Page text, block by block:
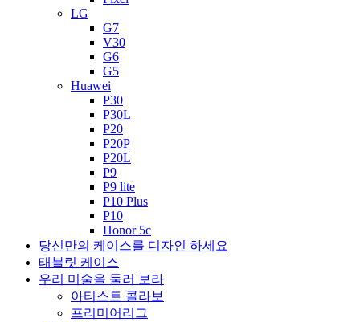
LG
G7
V30
G6
G5
Huawei
P30
P30L
P20
P20P
P20L
P9
P9 lite
P10 Plus
P10
Honor 5c
당신만의 케이스를 디자인 하세요
태블릿 케이스
우리 미술을 둘러 보라
아티스트 콜라보
프리미어리그